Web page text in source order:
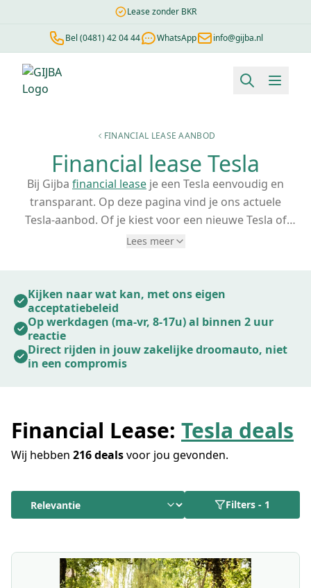
Lease zonder BKR
Bel (0481) 42 04 44 WhatsApp info@gijba.nl
FINANCIAL LEASE AANBOD
Financial lease Tesla
Bij Gijba financial lease je een Tesla eenvoudig en
transparant. Op deze pagina vind je ons actuele
Tesla-aanbod. Of je kiest voor een nieuwe Tesla of
liever een occasion, wij ondersteunen
BKR-registratie. Je werkt hier met echte mensen die
begrijpen wat je nodig hebt, niet met automatische
afwijzingen.
Lees meer
Kijken naar wat kan, met ons eigen
acceptatiebeleid
Op werkdagen (ma-vr, 8-17u) al binnen 2 uur
reactie
Direct rijden in jouw zakelijke droomauto, niet
in een compromis
Financial Lease: Tesla deals
Wij hebben 216 dealsvoor jou gevonden.
Filters - 1